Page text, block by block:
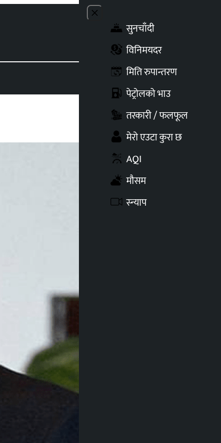
Close menu
सुनचाँदी
विनिमयदर
मिति रुपान्तरण
पेट्रोलको भाउ
तरकारी / फलफूल
मेरो एउटा कुरा छ
AQI
मौसम
स्न्याप